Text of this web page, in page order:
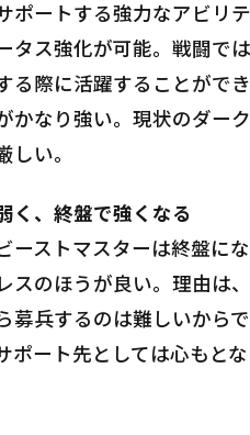
ポートする強力なアビリ
タス強化が可能。戦闘で
る際に活躍することがで
かなり強い。現状のダー
しい。
く、終盤で強くなる
ーストマスターは終盤に
スのほうが良い。理由は
募兵するのは難しいから
ポート先としては心もと